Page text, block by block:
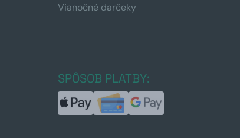
Vianočné darčeky
SPÔSOB PLATBY: